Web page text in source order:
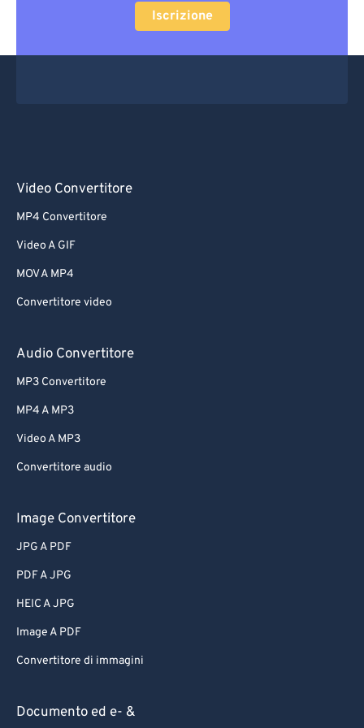
Iscrizione
Video Convertitore
MP4 Convertitore
Video A GIF
MOV A MP4
Convertitore video
Audio Convertitore
MP3 Convertitore
MP4 A MP3
Video A MP3
Convertitore audio
Image Convertitore
JPG A PDF
PDF A JPG
HEIC A JPG
Image A PDF
Convertitore di immagini
Documento ed e- &